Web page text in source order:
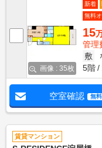
画像 : 35枚
新着
無料
15
管理
敷
5階
空室確認 無料
賃貸マンション